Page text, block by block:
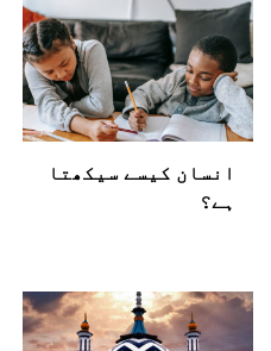
انسان کیسے سیکھتا
ہے؟